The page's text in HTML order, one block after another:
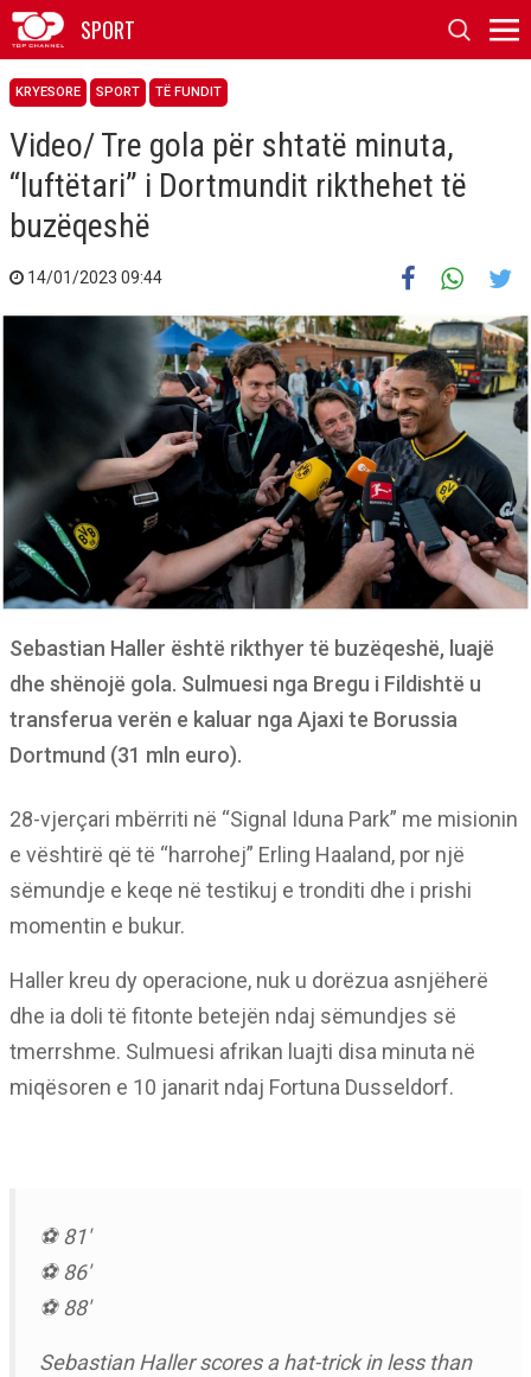
SPORT
KRYESORE SPORT TË FUNDIT
Video/ Tre gola për shtatë minuta,
“luftëtari” i Dortmundit rikthehet të
buzëqeshë
14/01/2023 09:44
Sebastian Haller është rikthyer të buzëqeshë, luajë
dhe shënojë gola. Sulmuesi nga Bregu i Fildishtë u
transferua verën e kaluar nga Ajaxi te Borussia
Dortmund (31 mln euro).
28-vjerçari mbërriti në “Signal Iduna Park” me misionin
e vështirë që të “harrohej” Erling Haaland, por një
sëmundje e keqe në testikuj e tronditi dhe i prishi
momentin e bukur.
Haller kreu dy operacione, nuk u dorëzua asnjëherë
dhe ia doli të fitonte betejën ndaj sëmundjes së
tmerrshme. Sulmuesi afrikan luajti disa minuta në
miqësoren e 10 janarit ndaj Fortuna Dusseldorf.
⚽️ 81′
⚽️ 86′
⚽️ 88′
Sebastian Haller scores a hat-trick in less than